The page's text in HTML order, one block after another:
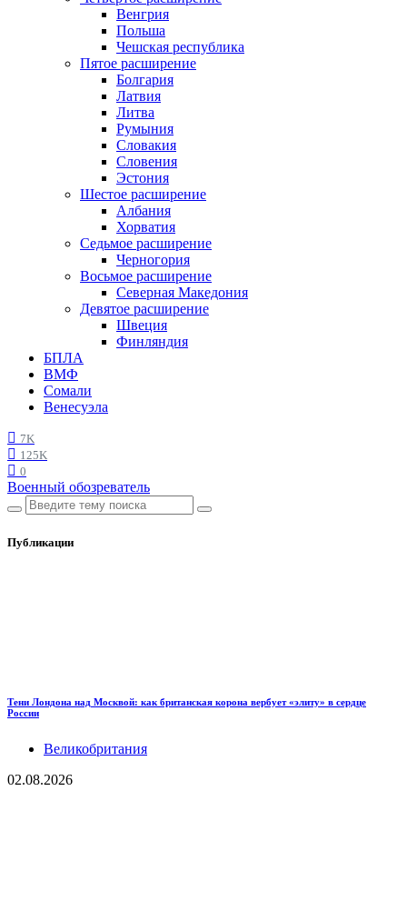
Венгрия
Польша
Чешская республика
Пятое расширение
Болгария
Латвия
Литва
Румыния
Словакия
Словения
Эстония
Шестое расширение
Албания
Хорватия
Седьмое расширение
Черногория
Восьмое расширение
Северная Македония
Девятое расширение
Швеция
Финляндия
БПЛА
ВМФ
Сомали
Венесуэла
7K
125K
0
Военный обозреватель
Публикации
Тени Лондона над Москвой: как британская корона вербует «элиту» в сердце
России
Великобритания
02.08.2026